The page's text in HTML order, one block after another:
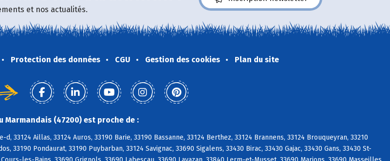
et nos actualités.
Protection des données CGU Gestion des cookies Plan du site
Marmandais (47200) est proche de :
33124 Aillas, 33124 Auros, 33190 Barie, 33190 Bassanne, 33124 Berthez, 33124 Brannens, 33124 Brouqueyran, 33210
33190 Pondaurat, 33190 Puybarban, 33124 Savignac, 33690 Sigalens, 33430 Birac, 33430 Gajac, 33430 Gans, 33430 St-